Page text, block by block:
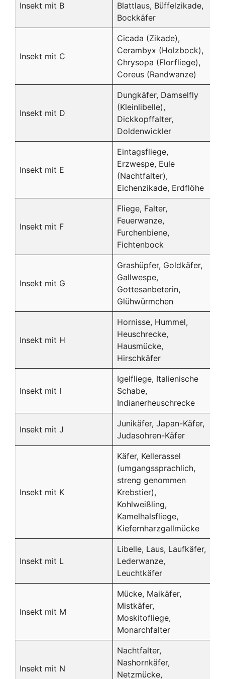
Insekt mit B
Blattlaus, Büffelzikade,
Bockkäfer
Insekt mit C
Cicada (Zikade),
Cerambyx (Holzbock),
Chrysopa (Florfliege),
Coreus (Randwanze)
Insekt mit D
Dungkäfer, Damselfly
(Kleinlibelle),
Dickkopffalter,
Doldenwickler
Insekt mit E
Eintagsfliege,
Erzwespe, Eule
(Nachtfalter),
Eichenzikade, Erdflöhe
Insekt mit F
Fliege, Falter,
Feuerwanze,
Furchenbiene,
Fichtenbock
Insekt mit G
Grashüpfer, Goldkäfer,
Gallwespe,
Gottesanbeterin,
Glühwürmchen
Insekt mit H
Hornisse, Hummel,
Heuschrecke,
Hausmücke,
Hirschkäfer
Insekt mit I
Igelfliege, Italienische
Schabe,
Indianerheuschrecke
Insekt mit J
Junikäfer, Japan-Käfer,
Judasohren-Käfer
Insekt mit K
Käfer, Kellerassel
(umgangssprachlich,
streng genommen
Krebstier),
Kohlweißling,
Kamelhalsfliege,
Kiefernharzgallmücke
Insekt mit L
Libelle, Laus, Laufkäfer,
Lederwanze,
Leuchtkäfer
Insekt mit M
Mücke, Maikäfer,
Mistkäfer,
Moskitofliege,
Monarchfalter
Insekt mit N
Nachtfalter,
Nashornkäfer,
Netzmücke,